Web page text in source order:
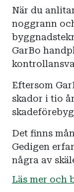
När du
noggrann
GarBo
Eftersom
skador i tio
Det finns
Gedigen
några av
Läs mer och